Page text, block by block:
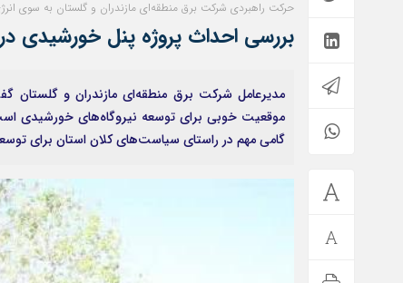
حرکت راهبردی شرکت برق منطقه‌ای مازندران و گلستان به سوی
بررسی احداث پروژه پنل خورشیدی
مدیرعامل شرکت برق منطقه‌ای مازندران و گلستان
موقعیت خوبی برای توسعه نیروگاه‌های خورشیدی
گامی مهم در راستای سیاست‌های کلان استان برای